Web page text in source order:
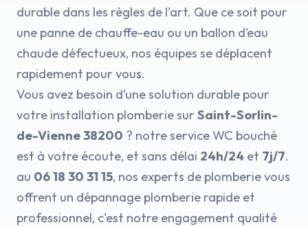
durable dans les règles de l'art. Que ce soit pour
une panne de chauffe-eau ou un ballon d’eau
chaude défectueux, nos équipes se déplacent
rapidement pour vous.
Vous avez besoin d’une solution durable pour
votre installation plomberie sur Saint-Sorlin-
de-Vienne 38200 ? notre service WC bouché
est à votre écoute, et sans délai 24h/24 et 7j/7.
au 06 18 30 31 15, nos experts de plomberie vous
offrent un dépannage plomberie rapide et
professionnel, c'est notre engagement qualité